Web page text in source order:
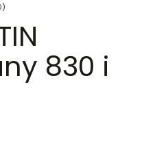
830 i